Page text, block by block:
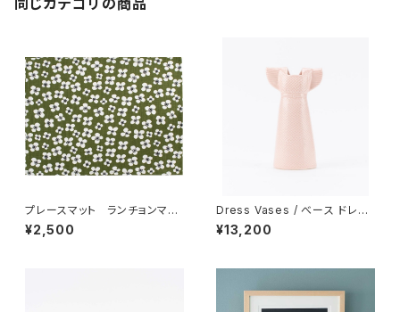
同じカテゴリの商品
プレースマット ランチョンマッ
ト 「ベラミ」 / アルメダール
ス/ALMEDAHLS
¥2,500
Dress Vases / べース ドレス
（ピンク）/ Lisa Larson リ
サ・ラーソン
¥13,200